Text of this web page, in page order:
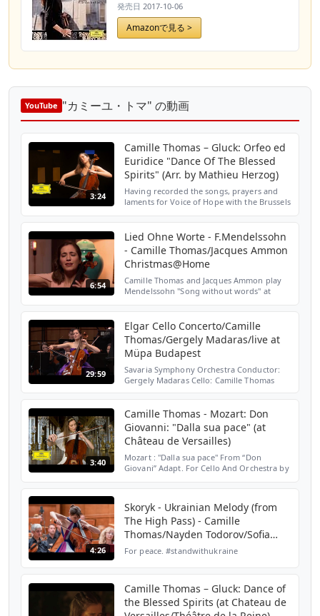
発売日 2017-10-06
Amazonで見る >
YouTube "カミーユ・トマ" の動画
3:24
Camille Thomas – Gluck: Orfeo ed
Euridice "Dance Of The Blessed
Spirits" (Arr. by Mathieu Herzog)
Having recorded the songs, prayers and
laments for Voice of Hope with the Brussels
composer Mathieu H...
6:54
Lied Ohne Worte - F.Mendelssohn
- Camille Thomas/Jacques Ammon
Christmas@Home
Camille Thomas and Jacques Ammon play
Mendelssohn "Song without words" at
29:59
Elgar Cello Concerto/Camille
Thomas/Gergely Madaras/live at
Müpa Budapest
Savaria Symphony Orchestra Conductor:
Gergely Madaras Cello: Camille Thomas
3:40
Camille Thomas - Mozart: Don
Giovanni: "Dalla sua pace" (at
Château de Versailles)
Mozart : "Dalla sua pace" From “Don
Giovani” Adapt. For Cello And Orchestra by
4:26
Skoryk - Ukrainian Melody (from
The High Pass) - Camille
Thomas/Nayden Todorov/Sofia
Philharmonic
For peace. #standwithukraine
Camille Thomas – Gluck: Dance of
the Blessed Spirits (at Chateau de